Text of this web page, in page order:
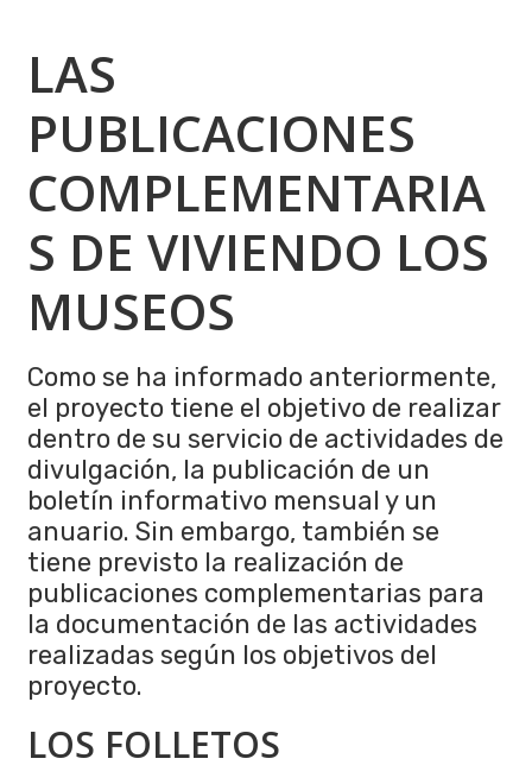
LAS
PUBLICACIONES
COMPLEMENTARIA
S DE VIVIENDO LOS
MUSEOS
Como se ha informado anteriormente,
el proyecto tiene el objetivo de realizar
dentro de su servicio de actividades de
divulgación, la publicación de un
boletín informativo mensual y un
anuario. Sin embargo, también se
tiene previsto la realización de
publicaciones complementarias para
la documentación de las actividades
realizadas según los objetivos del
proyecto.
LOS FOLLETOS